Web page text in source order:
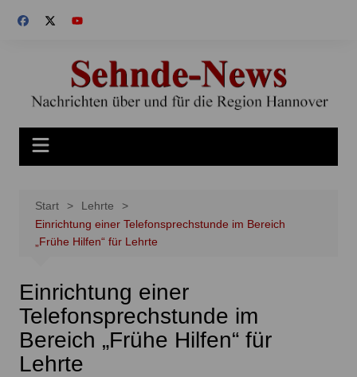
Inhalt
Start
Lehrte
Einrichtung einer Telefonsprechstunde im Bereich
„Frühe Hilfen“ für Lehrte
Einrichtung einer
Telefonsprechstunde im
Bereich „Frühe Hilfen“ für
Lehrte